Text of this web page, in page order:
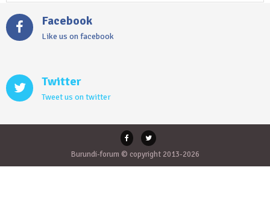
Facebook
Like us on facebook
Twitter
Tweet us on twitter
Burundi-forum © copyright 2013-2026